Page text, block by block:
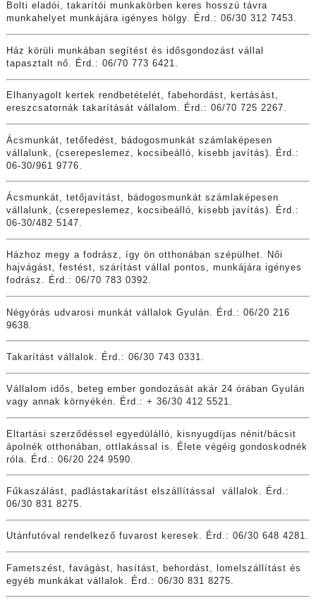
Bolti eladói, takarítói munkakörben keres hosszú távra
munkahelyet munkájára igényes hölgy. Érd.: 06/30 312 7453.
Ház körüli munkában segítést és idősgondozást vállal
tapasztalt nő. Érd.: 06/70 773 6421.
Elhanyagolt kertek rendbetételét, fabehordást, kertásást,
ereszcsatornák takarítását vállalom. Érd.: 06/70 725 2267.
Ácsmunkát, tetőfedést, bádogosmunkát számlaképesen
vállalunk, (cserepeslemez, kocsibeálló, kisebb javítás). Érd.:
06-30/961 9776.
Ácsmunkát, tetőjavítást, bádogosmunkát számlaképesen
vállalunk, (cserepeslemez, kocsibeálló, kisebb javítás). Érd.:
06-30/482 5147.
Házhoz megy a fodrász, így ön otthonában szépülhet. Női
hajvágást, festést, szárítást vállal pontos, munkájára igényes
fodrász. Érd.: 06/70 783 0392.
Négyórás udvarosi munkát vállalok Gyulán. Érd.: 06/20 216
9638.
Takarítást vállalok. Érd.: 06/30 743 0331.
Vállalom idős, beteg ember gondozását akár 24 órában Gyulán
vagy annak környékén. Érd.: + 36/30 412 5521.
Eltartási szerződéssel egyedülálló, kisnyugdíjas nénit/bácsit
ápolnék otthonában, ottlakással is. Élete végéig gondoskodnék
róla. Érd.: 06/20 224 9590.
Fűkaszálást, padlástakarítást elszállítással vállalok. Érd.:
06/30 831 8275.
Utánfutóval rendelkező fuvarost keresek. Érd.: 06/30 648 4281.
Fametszést, favágást, hasítást, behordást, lomelszállítást és
egyéb munkákat vállalok. Érd.: 06/30 831 8275.